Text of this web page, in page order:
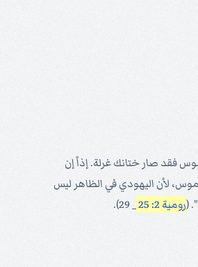
فقد صار ختانك غرلة. إذاً إن
لأن اليهودي في الظاهر ليس
(رومية 2: 25 _ 29).